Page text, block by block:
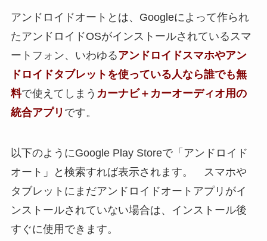
アンドロイドオートとは、Googleによって作られ
たアンドロイドOSがインストールされているスマ
ートフォン、いわゆるアンドロイドスマホやアン
ドロイドタブレットを使っている人なら誰でも無
料で使えてしまう カーナビ＋カーオーディオ用の
統合アプリ です。
以下のようにGoogle Play Storeで「アンドロイド
オート」と検索すれば表示されます。 スマホや
タブレットにまだアンドロイドオートアプリがイ
ンストールされていない場合は、インストール後
すぐに使用できます。